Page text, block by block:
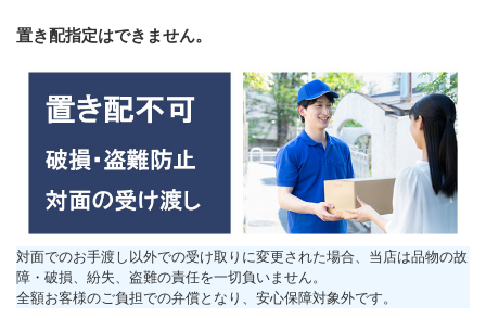
置き配指定はできません。
対面でのお手渡し以外での受け取りに変更された場合、当店は品物の故
障・破損、紛失、盗難の責任を一切負いません。
全額お客様のご負担での弁償となり、安心保障対象外です。